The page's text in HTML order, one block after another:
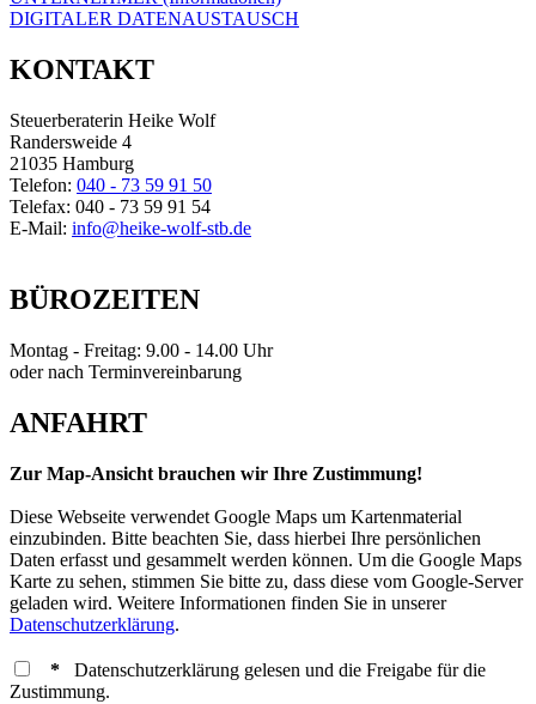
DIGITALER DATENAUSTAUSCH
KONTAKT
Steuerberaterin Heike Wolf
Randersweide 4
21035 Hamburg
Telefon: 040 - 73 59 91 50
Telefax: 040 - 73 59 91 54
E-Mail: info@heike-wolf-stb.de
BÜROZEITEN
Montag - Freitag: 9.00 - 14.00 Uhr
oder nach Terminvereinbarung
ANFAHRT
Zur Map-Ansicht brauchen wir Ihre Zustimmung!
Diese Webseite verwendet Google Maps um Kartenmaterial
einzubinden. Bitte beachten Sie, dass hierbei Ihre persönlichen
Daten erfasst und gesammelt werden können. Um die Google Maps
Karte zu sehen, stimmen Sie bitte zu, dass diese vom Google-Server
geladen wird. Weitere Informationen finden Sie in unserer
Datenschutzerklärung.
*
Datenschutzerklärung gelesen und die Freigabe für die
Zustimmung.